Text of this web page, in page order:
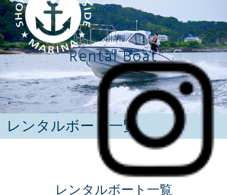
MORE
メルマガ登録
採用情報
フォローはこちら：
Rental Boat
レンタルボート一覧
レンタルボート一覧